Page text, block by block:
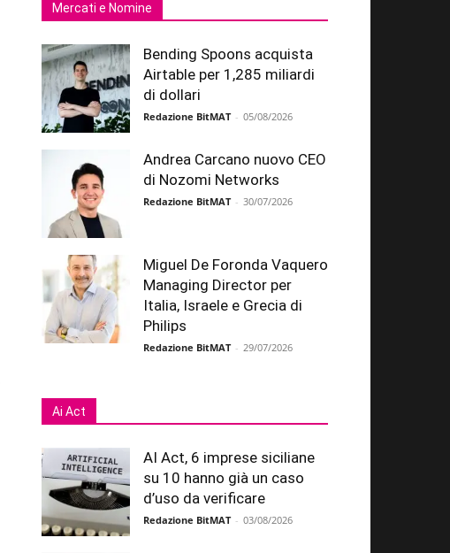
Mercati e Nomine
Bending Spoons acquista
Airtable per 1,285 miliardi
di dollari
Redazione BitMAT - 05/08/2026
Andrea Carcano nuovo CEO
di Nozomi Networks
Redazione BitMAT - 30/07/2026
Miguel De Foronda Vaquero
Managing Director per
Italia, Israele e Grecia di
Philips
Redazione BitMAT - 29/07/2026
Ai Act
AI Act, 6 imprese siciliane
su 10 hanno già un caso
d’uso da verificare
Redazione BitMAT - 03/08/2026